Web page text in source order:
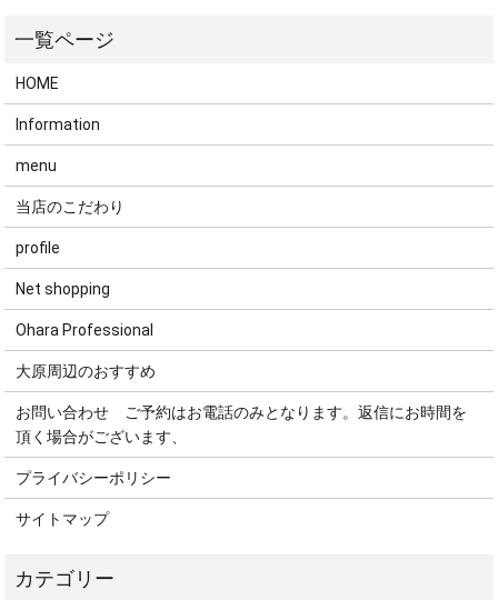
HOME
Information
menu
当店のこだわり
profile
Net shopping
Ohara Professional
大原周辺のおすすめ
お問い合わせ ご予約はお電話のみとなります。返信にお時間を
頂く場合がございます、
プライバシーポリシー
サイトマップ